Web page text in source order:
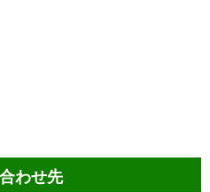
わせ先